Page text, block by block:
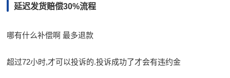
延迟发货赔偿30%流程
哪有什么补偿啊 最多退款
超过72小时,才可以投诉的.投诉成功了才会有违约金